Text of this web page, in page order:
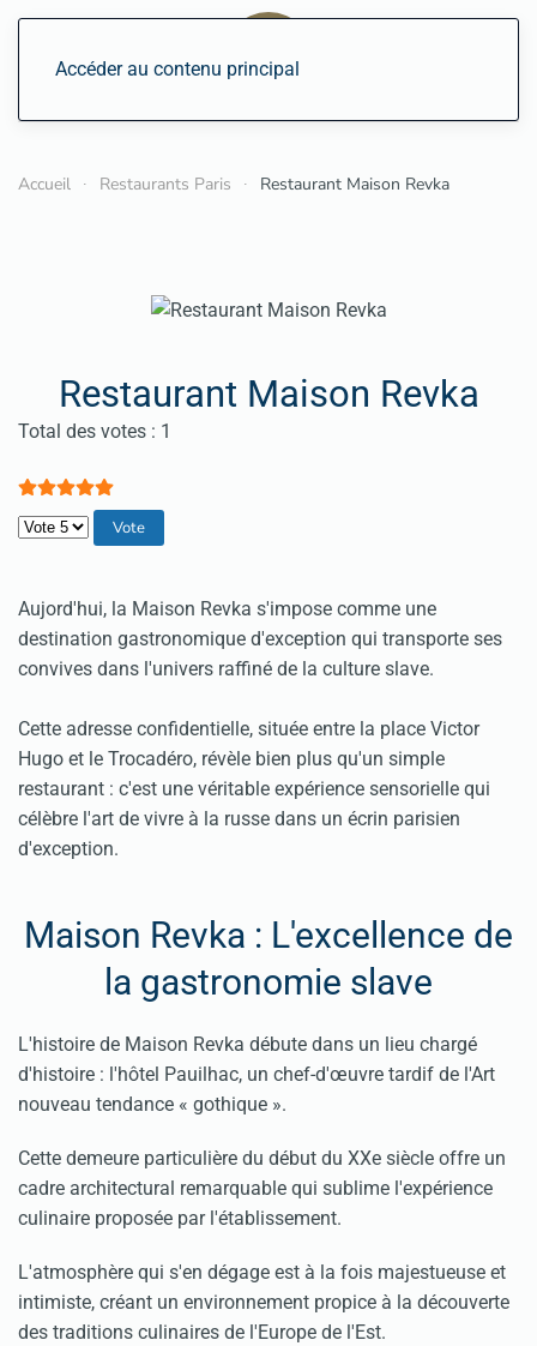
Accéder au contenu principal
Accueil Restaurants Paris Restaurant Maison Revka
Restaurant Maison Revka
Vote utilisateur:5/
Total des votes : 1
Veuillez voter
Aujord'hui, la Maison Revka s'impose comme une
destination gastronomique d'exception qui transporte ses
convives dans l'univers raffiné de la culture slave.
Cette adresse confidentielle, située entre la place Victor
Hugo et le Trocadéro, révèle bien plus qu'un simple
restaurant : c'est une véritable expérience sensorielle qui
célèbre l'art de vivre à la russe dans un écrin parisien
d'exception.
Maison Revka : L'excellence de
la gastronomie slave
L'histoire de Maison Revka débute dans un lieu chargé
d'histoire : l'hôtel Pauilhac, un chef-d'œuvre tardif de l'Art
nouveau tendance « gothique ».
Cette demeure particulière du début du XXe siècle offre un
cadre architectural remarquable qui sublime l'expérience
culinaire proposée par l'établissement.
L'atmosphère qui s'en dégage est à la fois majestueuse et
intimiste, créant un environnement propice à la découverte
des traditions culinaires de l'Europe de l'Est.